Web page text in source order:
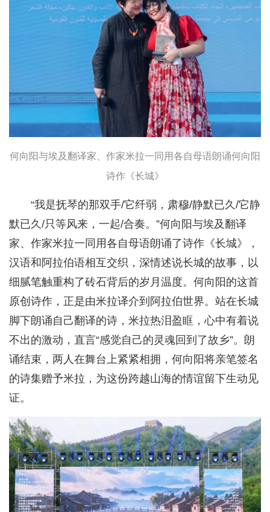
何向阳与埃及翻译家、作家米拉一同用各自母语朗诵何向阳
诗作《长城》
“我是抚琴的那双手/它纤弱，肃穆/静默已久/它静
默已久/只等风来，一起/合奏。”何向阳与埃及翻译
家、作家米拉一同用各自母语朗诵了诗作《长城》，
汉语和阿拉伯语相互交织，深情述说长城的故事，以
细腻笔触重构了砖石背后的岁月温度。何向阳的这首
原创诗作，正是由米拉译介到阿拉伯世界。站在长城
脚下朗诵自己翻译的诗，米拉热泪盈眶，心中有着说
不出的激动，直言“感觉自己的灵魂回到了故乡”。朗
诵结束，两人在舞台上紧紧相拥，何向阳将亲笔签名
的诗集赠予米拉，为这份跨越山海的情谊留下生动见
证。